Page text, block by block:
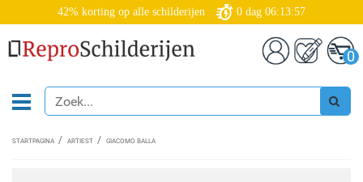
42% korting op alle schilderijen 0 dag 06:13:55
0
STARTPAGINA ARTIEST GIACOMO BALLA